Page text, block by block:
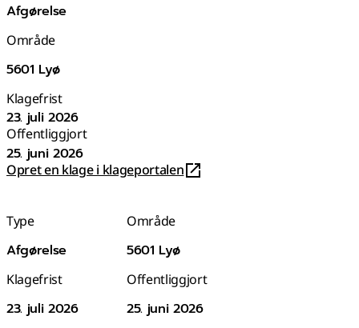
Afgørelse
Område
5601 Lyø
Klagefrist
23. juli 2026
Offentliggjort
25. juni 2026
Opret en klage i klageportalen
Type
Afgørelse
Område
5601 Lyø
Klagefrist
23. juli 2026
Offentliggjort
25. juni 2026